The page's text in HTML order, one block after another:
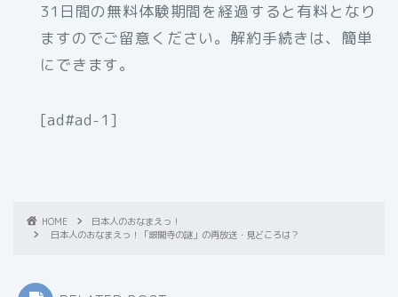
31日間の無料体験期間を経過すると有料となり
ますのでご留意ください。解約手続きは、簡単
にできます。
[ad#ad-1]
HOME
日本人のおなまえっ！
日本人のおなまえっ！「銀閣寺の謎」の再放送・見どころは？